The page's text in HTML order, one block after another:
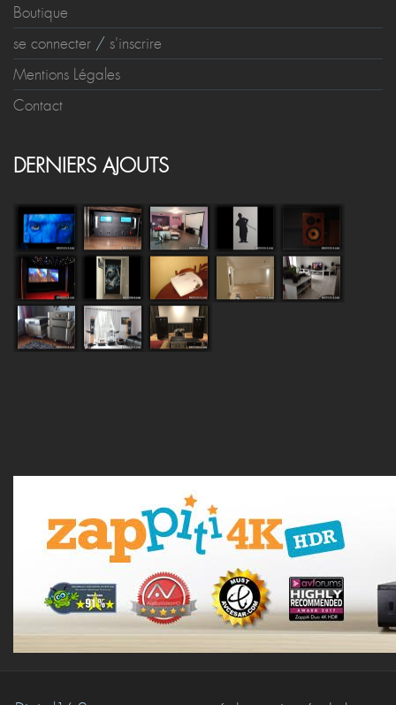
Boutique
se connecter / s'inscrire
Mentions Légales
Contact
DERNIERS AJOUTS